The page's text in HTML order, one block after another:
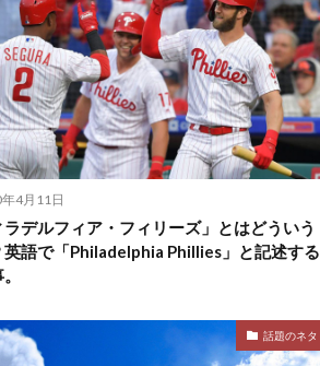
4月11日
ラデルフィア・フィリーズ」とはどういう
英語で「Philadelphia Phillies」と記述する
話題のネタ